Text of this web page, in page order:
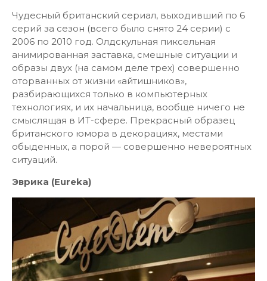
Чудесный британский сериал, выходивший по 6
серий за сезон (всего было снято 24 серии) с
2006 по 2010 год. Олдскульная пиксельная
анимированная заставка, смешные ситуации и
образы двух (на самом деле трех) совершенно
оторванных от жизни «айтишников»,
разбирающихся только в компьютерных
технологиях, и их начальница, вообще ничего не
смыслящая в ИТ-сфере. Прекрасный образец
британского юмора в декорациях, местами
обыденных, а порой — совершенно невероятных
ситуаций.
Эврика (Eureka)